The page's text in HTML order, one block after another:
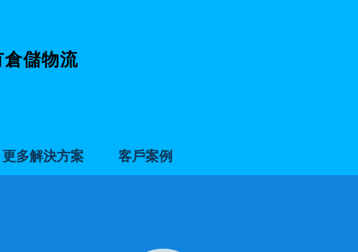
儲物流
更多解決方案 客戶案例